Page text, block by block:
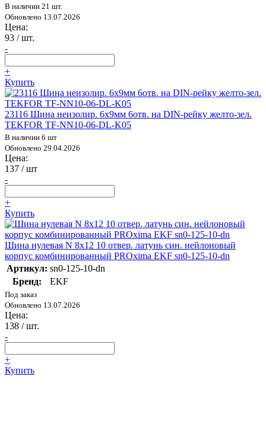
В наличии 21 шт.
Обновлено 13.07.2026
Цена:
93 / шт.
-
+
Купить
23116 Шина неизолир. 6х9мм 6отв. на DIN-рейку желто-зел.
TEKFOR TF-NN10-06-DL-K05
В наличии 6 шт
Обновлено 29.04.2026
Цена:
137 / шт
-
+
Купить
Шина нулевая N 8х12 10 отвер. латунь син. нейлоновый
корпус комбинированный PROxima EKF sn0-125-10-dn
Артикул: sn0-125-10-dn
Бренд:
EKF
Под заказ
Обновлено 13.07.2026
Цена:
138 / шт.
-
+
Купить